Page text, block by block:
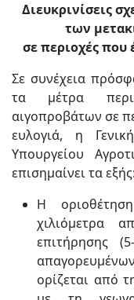
Διευκρινίσεις
των
σε περιοχές που
Σε συνέχεια
τα μέτρα
αιγοπροβάτων σε
ευλογιά, η
Υπουργείου
επισημαίνει τα εξής:
Η
χιλιόμετρα
επιτήρησης
ορίζεται από